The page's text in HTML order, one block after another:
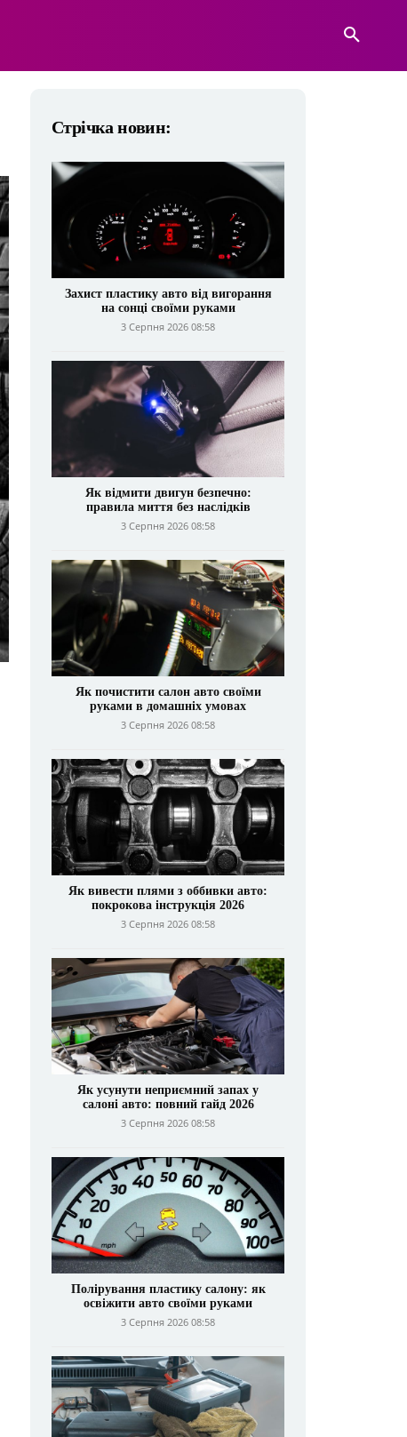
Стрічка новин:
Захист пластику авто від вигорання
на сонці своїми руками
3 Серпня 2026 08:58
Як відмити двигун безпечно:
правила миття без наслідків
3 Серпня 2026 08:58
Як почистити салон авто своїми
руками в домашніх умовах
3 Серпня 2026 08:58
Як вивести плями з оббивки авто:
покрокова інструкція 2026
3 Серпня 2026 08:58
Як усунути неприємний запах у
салоні авто: повний гайд 2026
3 Серпня 2026 08:58
Полірування пластику салону: як
освіжити авто своїми руками
3 Серпня 2026 08:58